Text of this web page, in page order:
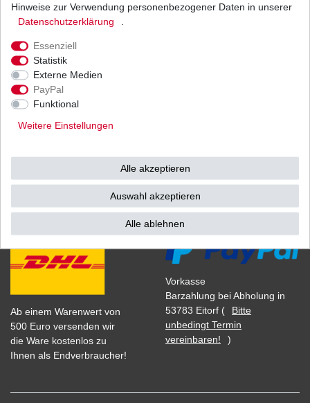
Ab einem Warenwert von
500 Euro versenden wir
die Ware kostenlos zu
Ihnen als Endverbraucher!
Bezahlarten
Vorkasse
Barzahlung bei Abholung in
53783 Eitorf (
Bitte
unbedingt Termin
vereinbaren!
)
Hinweise zur Verwendung personenbezogener Daten in unserer
Daten­schutz­erklärung
Essenziell
Statistik
Externe Medien
PayPal
Funktional
Weitere Einstellungen
Alle akzeptieren
Auswahl akzeptieren
Alle ablehnen